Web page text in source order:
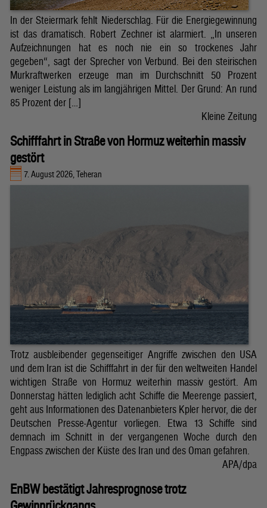
In der Steiermark fehlt Niederschlag. Für die Energiegewinnung
ist das dramatisch. Robert Zechner ist alarmiert. „In unseren
Aufzeichnungen hat es noch nie ein so trockenes Jahr
gegeben“, sagt der Sprecher von Verbund. Bei den steirischen
Murkraftwerken erzeuge man im Durchschnitt 50 Prozent
weniger Leistung als im langjährigen Mittel. Der Grund: An rund
85 Prozent der […]
Kleine Zeitung
Schifffahrt in Straße von Hormuz weiterhin massiv
gestört
7. August 2026, Teheran
Trotz ausbleibender gegenseitiger Angriffe zwischen den USA
und dem Iran ist die Schifffahrt in der für den weltweiten Handel
wichtigen Straße von Hormuz weiterhin massiv gestört. Am
Donnerstag hätten lediglich acht Schiffe die Meerenge passiert,
geht aus Informationen des Datenanbieters Kpler hervor, die der
Deutschen Presse-Agentur vorliegen. Etwa 13 Schiffe sind
demnach im Schnitt in der vergangenen Woche durch den
Engpass zwischen der Küste des Iran und des Oman gefahren.
APA/dpa
EnBW bestätigt Jahresprognose trotz